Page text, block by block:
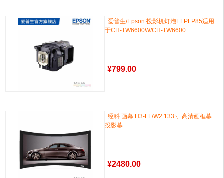
爱普生/Epson 投影机灯泡ELPLP85适用
于CH-TW6600W/CH-TW6600
¥799.00
经科 画幕 H3-FL/W2 133寸 高清画框幕
投影幕
¥2480.00